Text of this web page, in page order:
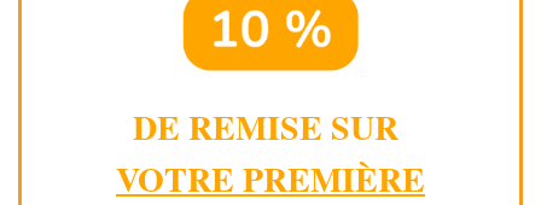
DE REMISE SUR
VOTRE PREMIÈRE